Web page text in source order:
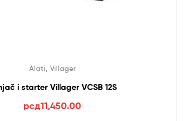
Alati Villager
i starter Villager VCSB 12S
рсд11,450.00